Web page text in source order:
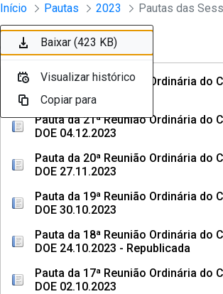
Pular para o Conteúdo principal
Sessões e Reuniões -
Início Pautas 2023
Ordenar Filtro
Pauta da 22ª Reunião Ordinária do
DOE 18.12.2023
Pauta da 21ª Reunião Ordinária do
DOE 04.12.2023
Pauta da 20ª Reunião Ordinária do
DOE 27.11.2023
Pauta da 19ª Reunião Ordinária do
DOE 30.10.2023
Pauta da 18ª Reunião Ordinária do
DOE 24.10.2023 - Republicada
Pauta da 17ª Reunião Ordinária do
DOE 02.10.2023
Baixar (401 KB)
Visualizar histórico
Copiar para
Baixar (428 KB)
Visualizar histórico
Copiar para
Baixar (523 KB)
Visualizar histórico
Copiar para
Baixar (285 KB)
Visualizar histórico
Copiar para
Baixar (513 KB)
Visualizar histórico
Copiar para
Baixar (516 KB)
Visualizar histórico
Copiar para
Baixar (136 KB)
Visualizar histórico
Copiar para
Baixar (107 KB)
Visualizar histórico
Copiar para
Baixar (463 KB)
Visualizar histórico
Copiar para
Baixar (423 KB)
Visualizar histórico
Copiar para